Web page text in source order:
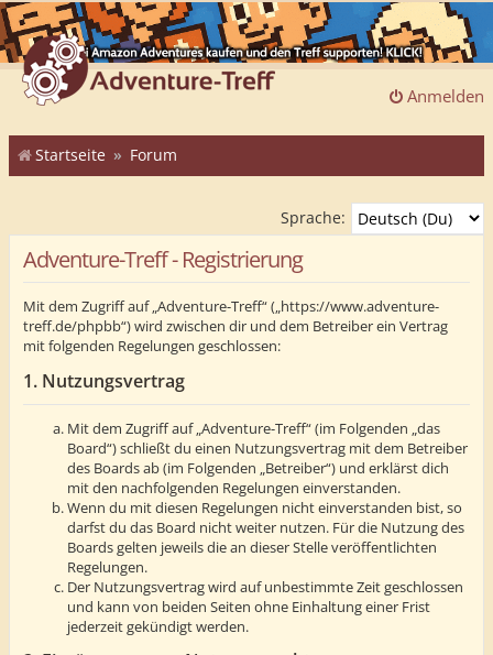
Anmelden
Startseite Forum
Sprache:
Adventure-Treff - Registrierung
Mit dem Zugriff auf „Adventure-Treff“ („https://www.adventure-
treff.de/phpbb“) wird zwischen dir und dem Betreiber ein Vertrag
mit folgenden Regelungen geschlossen:
1. Nutzungsvertrag
Mit dem Zugriff auf „Adventure-Treff“ (im Folgenden „das
Board“) schließt du einen Nutzungsvertrag mit dem Betreiber
des Boards ab (im Folgenden „Betreiber“) und erklärst dich
mit den nachfolgenden Regelungen einverstanden.
Wenn du mit diesen Regelungen nicht einverstanden bist, so
darfst du das Board nicht weiter nutzen. Für die Nutzung des
Boards gelten jeweils die an dieser Stelle veröffentlichten
Regelungen.
Der Nutzungsvertrag wird auf unbestimmte Zeit geschlossen
und kann von beiden Seiten ohne Einhaltung einer Frist
jederzeit gekündigt werden.